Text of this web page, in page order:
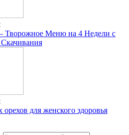
Творожное Меню на 4 Недели с
орехов для женского здоровья